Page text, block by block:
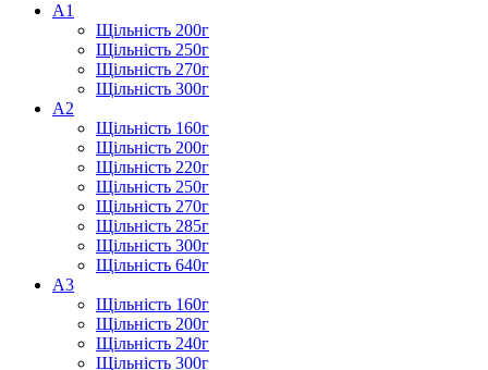
А1
Щільність 200г
Щільність 250г
Щільність 270г
Щільність 300г
А2
Щільність 160г
Щільність 200г
Щільність 220г
Щільність 250г
Щільність 270г
Щільність 285г
Щільність 300г
Щільність 640г
А3
Щільність 160г
Щільність 200г
Щільність 240г
Щільність 300г